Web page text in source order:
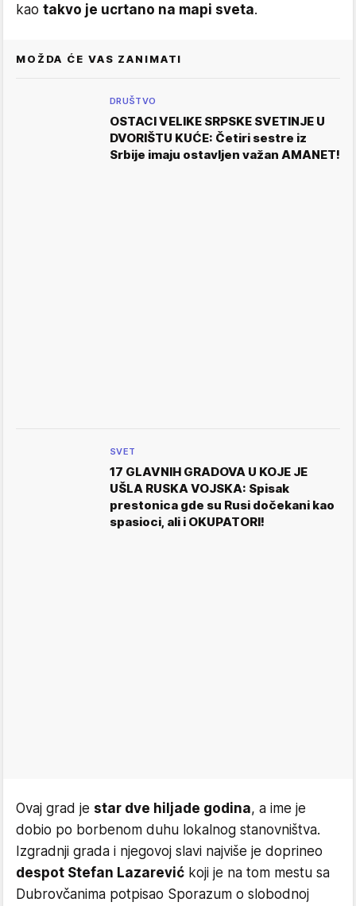
kao takvo je ucrtano na mapi sveta.
MOŽDA ĆE VAS ZANIMATI
DRUŠTVO
OSTACI VELIKE SRPSKE SVETINJE U
DVORIŠTU KUĆE: Četiri sestre iz
Srbije imaju ostavljen važan AMANET!
SVET
17 GLAVNIH GRADOVA U KOJE JE
UŠLA RUSKA VOJSKA: Spisak
prestonica gde su Rusi dočekani kao
spasioci, ali i OKUPATORI!
Ovaj grad je star dve hiljade godina, a ime je
dobio po borbenom duhu lokalnog stanovništva.
Izgradnji grada i njegovoj slavi najviše je doprineo
despot Stefan Lazarević koji je na tom mestu sa
Dubrovčanima potpisao Sporazum o slobodnoj